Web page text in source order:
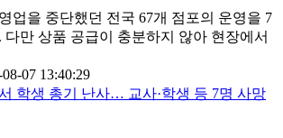
업을 중단했던 전국 67개 점포의 운영을 7
다만 상품 공급이 충분하지 않아 현장에서
08-07 13:40:29